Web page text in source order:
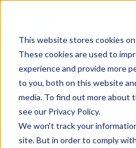
This website stores cookies
These cookies are used to
experience and provide more
to you, both on this website
media. To find out more about
see our Privacy Policy.
We won't track your
site. But in order to comply
Blog